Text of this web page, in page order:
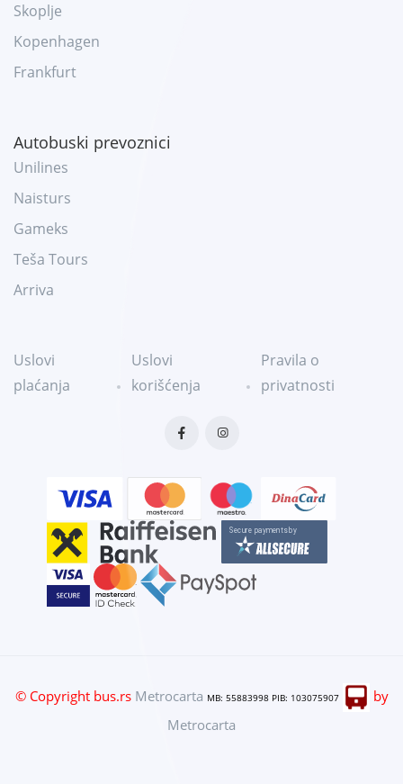
Skoplje
Kopenhagen
Frankfurt
Autobuski prevoznici
Unilines
Naisturs
Gameks
Teša Tours
Arriva
Uslovi
plaćanja
Uslovi
korišćenja
Pravila o
privatnosti
© Copyright bus.rs Metrocarta MB: 55883998 PIB: 103075907
by
Metrocarta